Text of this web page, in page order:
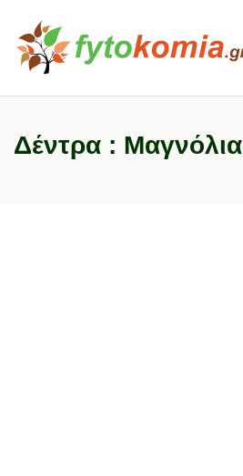
Δέντρα : Μαγνόλια